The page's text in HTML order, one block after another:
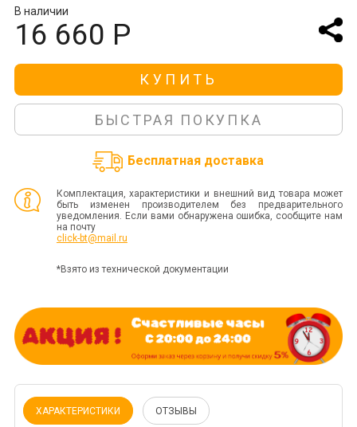
В наличии
16 660 Р
КУПИТЬ
БЫСТРАЯ ПОКУПКА
Бесплатная доставка
Комплектация, характеристики и внешний вид товара может
быть изменен производителем без предварительного
уведомления. Если вами обнаружена ошибка, сообщите нам
на почту
click-bt@mail.ru
*Взято из технической документации
ХАРАКТЕРИСТИКИ ОТЗЫВЫ